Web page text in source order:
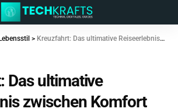
Lebensstil > Kreuzfahrt: Das ultimative Reiseerlebnis zwischen Komfort und Entdeckergeist
Das ultimative
zwischen Komfort